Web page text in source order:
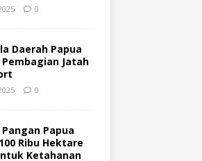
0
Daerah Papua
Jatah
0
Papua
Ribu Hektare
Ketahanan